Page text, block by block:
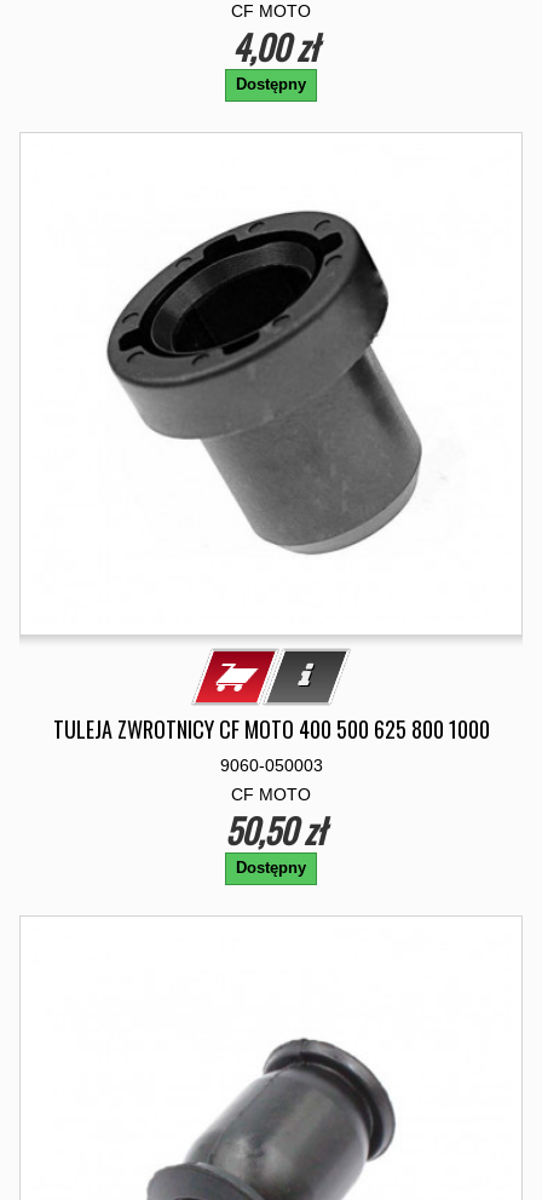
CF MOTO
4,00 zł
Dostępny
TULEJA ZWROTNICY CF MOTO 400 500 625 800 1000
9060-050003
CF MOTO
50,50 zł
Dostępny